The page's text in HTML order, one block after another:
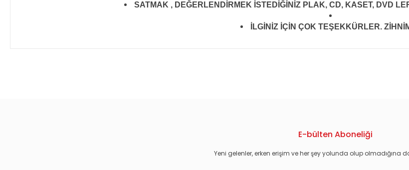
SATMAK , DEĞERLENDİRMEK İSTEDİĞİNİZ PLAK, CD, KASET, DVD
İLGİNİZ İÇİN ÇOK TEŞEKKÜRLER.
E-bülten Aboneliği
Yeni gelenler, erken erişim ve her şey yolunda olup olmadığına